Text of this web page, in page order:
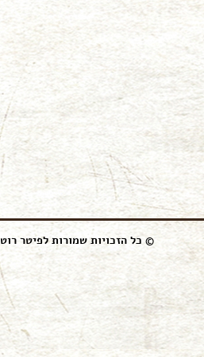
© כל הזכויות שמורות לפיטר רוט 2024 |